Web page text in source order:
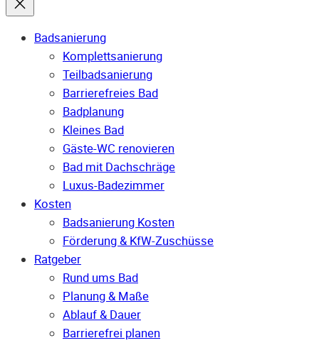
Badsanierung
Komplettsanierung
Teilbadsanierung
Barrierefreies Bad
Badplanung
Kleines Bad
Gäste-WC renovieren
Bad mit Dachschräge
Luxus-Badezimmer
Kosten
Badsanierung Kosten
Förderung & KfW-Zuschüsse
Ratgeber
Rund ums Bad
Planung & Maße
Ablauf & Dauer
Barrierefrei planen